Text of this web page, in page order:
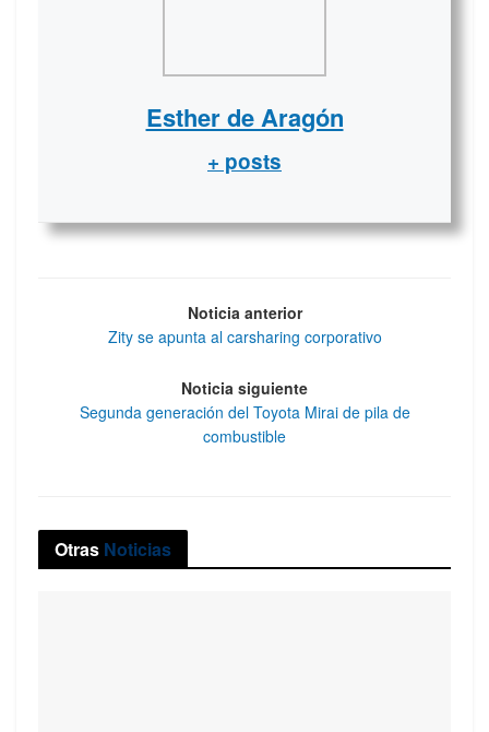
Esther de Aragón
+ posts
Noticia anterior
Zity se apunta al carsharing corporativo
Noticia siguiente
Segunda generación del Toyota Mirai de pila de
combustible
Otras Noticias